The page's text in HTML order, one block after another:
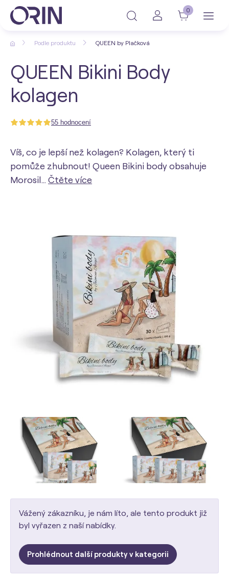
0
Podle produktu QUEEN by Plačková
QUEEN Bikini Body
kolagen
55 hodnocení
Víš, co je lepší než kolagen? Kolagen, který ti
pomůže zhubnout! Queen Bikini body obsahuje
Morosil… Čtěte více
Vážený zákazníku, je nám líto, ale tento produkt již
byl vyřazen z naší nabídky.
Prohlédnout další produkty v kategorii